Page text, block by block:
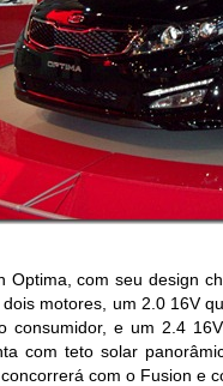
Optima, com seu design
dois motores, um 2.0 16V
consumidor, e um 2.4
com teto solar
com o Fusion e